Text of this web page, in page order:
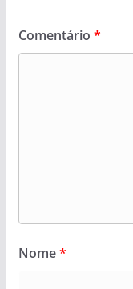
Comentário *
Nome*